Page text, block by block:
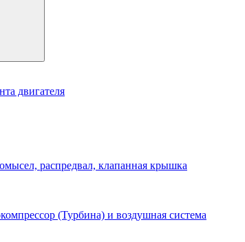
двигателя
распредвал, клапанная крышка
(Турбина) и воздушная система